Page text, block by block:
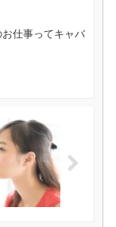
仕事ってキャバ